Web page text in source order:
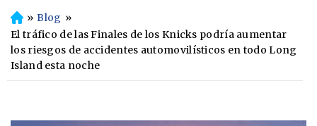
In
ici
o
» Blog »
El tráfico de las Finales de los Knicks podría aumentar
los riesgos de accidentes automovilísticos en todo Long
Island esta noche